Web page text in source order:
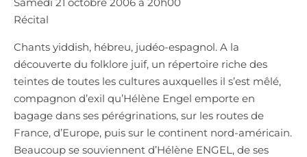
Récital
Chants yiddish, hébreu, judéo-espagnol. A la
découverte du folklore juif, un répertoire riche des
teintes de toutes les cultures auxquelles il s’est mêlé,
compagnon d’exil qu’Hélène Engel emporte en
bagage dans ses pérégrinations, sur les routes de
France, d’Europe, puis sur le continent nord-américain.
Beaucoup se souviennent d’Hélène ENGEL, de ses